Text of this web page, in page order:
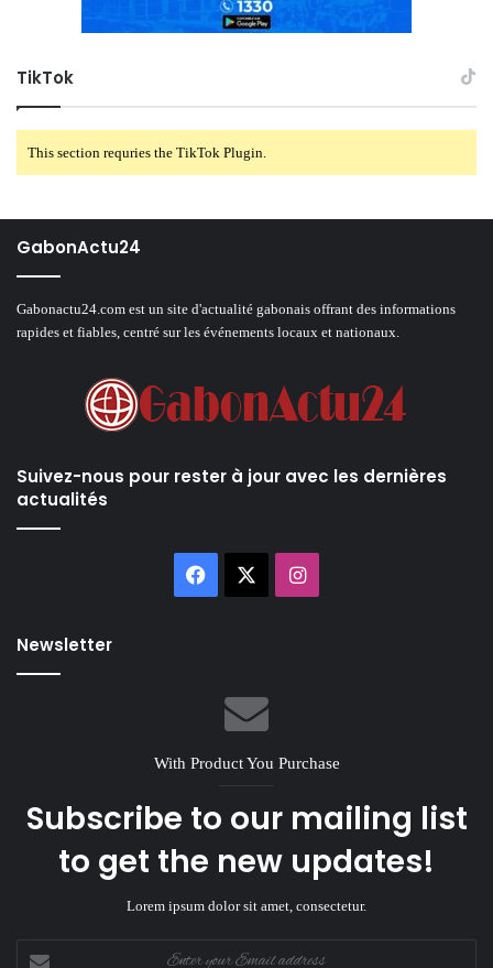
TikTok
This section requries the TikTok Plugin.
GabonActu24
Gabonactu24.com est un site d'actualité gabonais offrant des informations
rapides et fiables, centré sur les événements locaux et nationaux.
Suivez-nous pour rester à jour avec les dernières
actualités
Facebook Instagram
Newsletter
With Product You Purchase
Subscribe to our mailing list
to get the new updates!
Lorem ipsum dolor sit amet, consectetur.